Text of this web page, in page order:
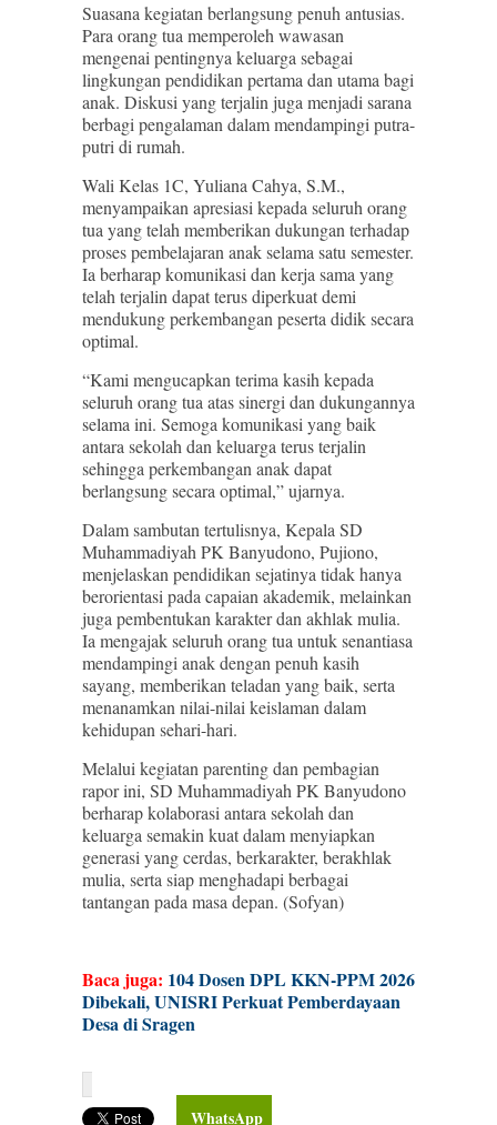
Suasana kegiatan berlangsung penuh antusias.
Para orang tua memperoleh wawasan
mengenai pentingnya keluarga sebagai
lingkungan pendidikan pertama dan utama bagi
anak. Diskusi yang terjalin juga menjadi sarana
berbagi pengalaman dalam mendampingi putra-
putri di rumah.
Wali Kelas 1C, Yuliana Cahya, S.M.,
menyampaikan apresiasi kepada seluruh orang
tua yang telah memberikan dukungan terhadap
proses pembelajaran anak selama satu semester.
Ia berharap komunikasi dan kerja sama yang
telah terjalin dapat terus diperkuat demi
mendukung perkembangan peserta didik secara
optimal.
“Kami mengucapkan terima kasih kepada
seluruh orang tua atas sinergi dan dukungannya
selama ini. Semoga komunikasi yang baik
antara sekolah dan keluarga terus terjalin
sehingga perkembangan anak dapat
berlangsung secara optimal,” ujarnya.
Dalam sambutan tertulisnya, Kepala SD
Muhammadiyah PK Banyudono, Pujiono,
menjelaskan pendidikan sejatinya tidak hanya
berorientasi pada capaian akademik, melainkan
juga pembentukan karakter dan akhlak mulia.
Ia mengajak seluruh orang tua untuk senantiasa
mendampingi anak dengan penuh kasih
sayang, memberikan teladan yang baik, serta
menanamkan nilai-nilai keislaman dalam
kehidupan sehari-hari.
Melalui kegiatan parenting dan pembagian
rapor ini, SD Muhammadiyah PK Banyudono
berharap kolaborasi antara sekolah dan
keluarga semakin kuat dalam menyiapkan
generasi yang cerdas, berkarakter, berakhlak
mulia, serta siap menghadapi berbagai
tantangan pada masa depan. (Sofyan)
Baca juga: 104 Dosen DPL KKN-PPM 2026
Dibekali, UNISRI Perkuat Pemberdayaan
Desa di Sragen
WhatsApp